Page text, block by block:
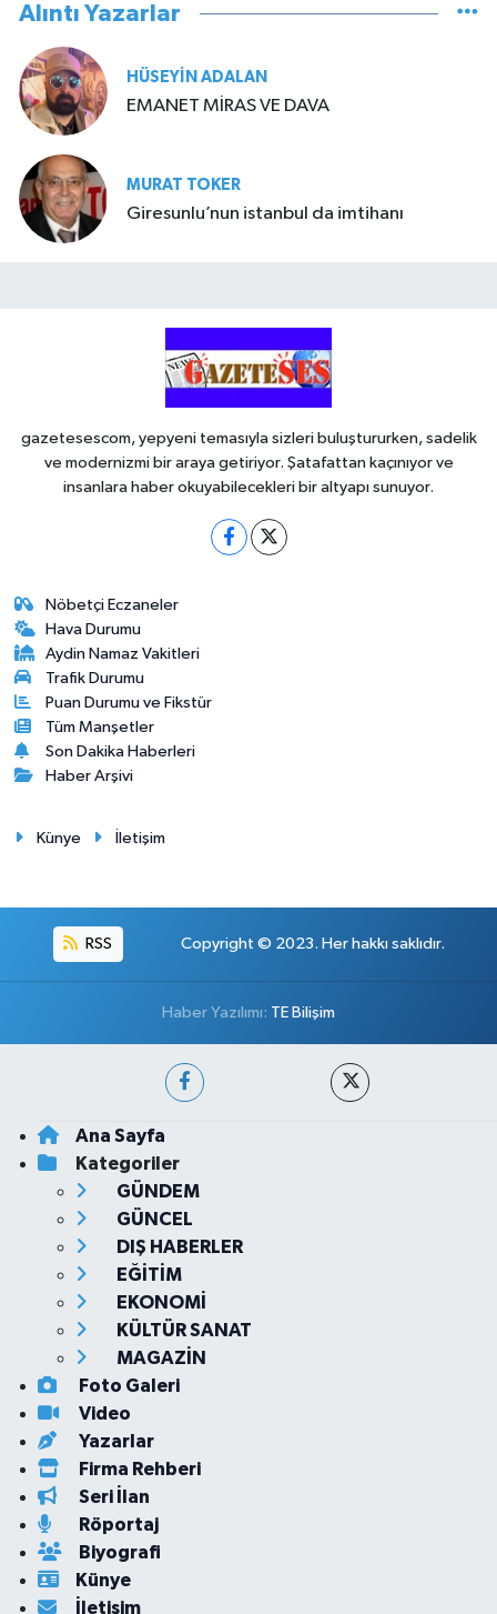
Alıntı Yazarlar
HÜSEYIN ADALAN
EMANET MİRAS VE DAVA
MURAT TOKER
Giresunlu’nun istanbul da imtihanı
gazetesescom, yepyeni temasıyla sizleri buluştururken, sadelik
ve modernizmi bir araya getiriyor. Şatafattan kaçınıyor ve
insanlara haber okuyabilecekleri bir altyapı sunuyor.
Nöbetçi Eczaneler
Hava Durumu
Aydin Namaz Vakitleri
Trafik Durumu
Puan Durumu ve Fikstür
Tüm Manşetler
Son Dakika Haberleri
Haber Arşivi
Künye İletişim
RSS Copyright © 2023. Her hakkı saklıdır.
Haber Yazılımı: TE Bilişim
Ana Sayfa
Kategoriler
GÜNDEM
GÜNCEL
DIŞ HABERLER
EĞİTİM
EKONOMİ
KÜLTÜR SANAT
MAGAZİN
Foto Galeri
Video
Yazarlar
Firma Rehberi
Seri İlan
Röportaj
Biyografi
Künye
İletişim